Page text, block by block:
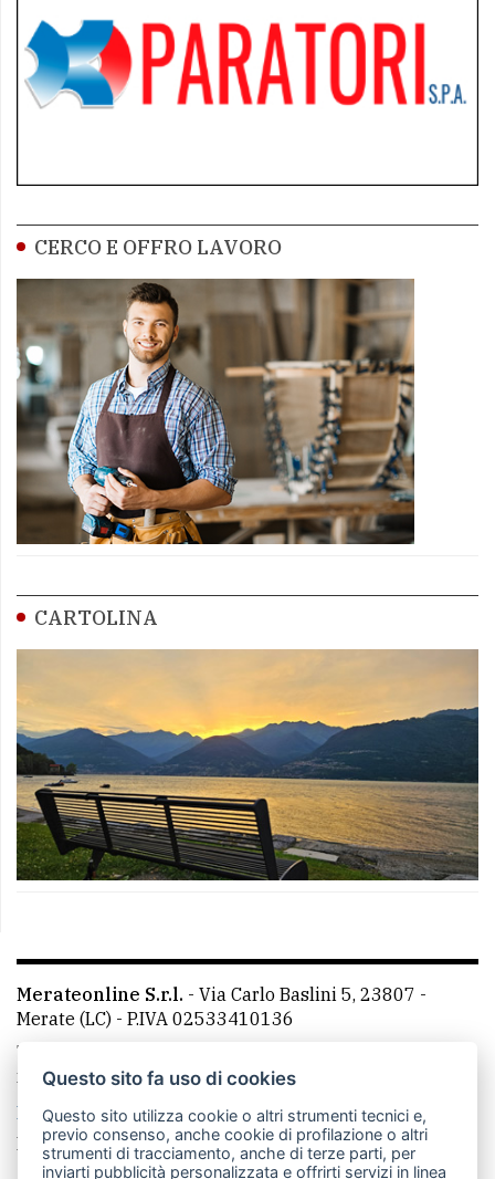
CERCO E OFFRO LAVORO
CARTOLINA
Merateonline S.r.l. - Via Carlo Baslini 5, 23807 -
Merate (LC) - P.IVA 02533410136
Telefono:
mail: redazione@leccoonline.com
La redazione
MerateOnline CasateOnline
RSS
Made by VIP
Questo sito fa uso di cookies
Questo sito utilizza cookie o altri strumenti tecnici e,
previo consenso, anche cookie di profilazione o altri
strumenti di tracciamento, anche di terze parti, per
inviarti pubblicità personalizzata e offrirti servizi in linea